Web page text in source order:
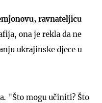
ravnateljicu
ona je rekla da ne
ukrajinske djece u
"Što mogu učiniti? Što